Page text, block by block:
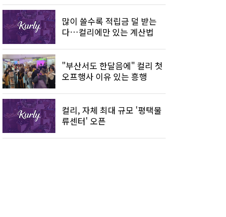
많이 쓸수록 적립금 덜 받는
다…컬리에만 있는 계산법
"부산서도 한달음에" 컬리 첫
오프행사 이유 있는 흥행
컬리, 자체 최대 규모 '평택물
류센터' 오픈